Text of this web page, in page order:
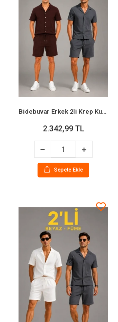
Bidebuvar Erkek 2li Krep Kumaş Cepli Gömlek Şort Takım Kısa Kollu Bağcıklı - Kahverengi - Füme
2.342,99 TL
Sepete Ekle